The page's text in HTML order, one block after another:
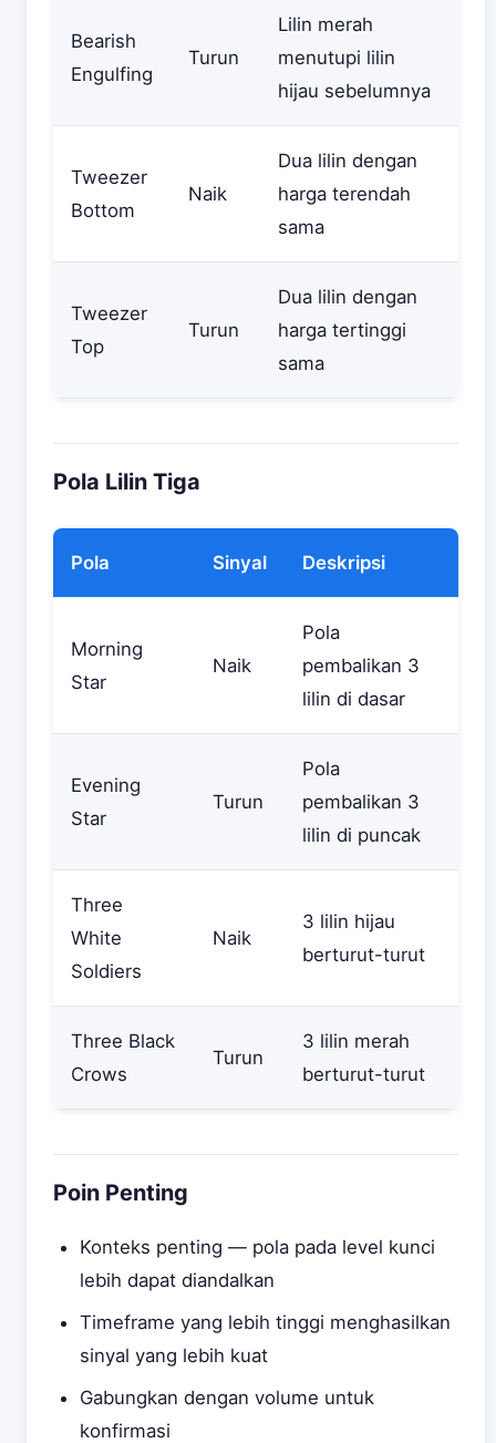
Bearish
Engulfing
Turun
Lilin merah
menutupi lilin
hijau sebelumnya
Tweezer
Bottom
Naik
Dua lilin dengan
harga terendah
sama
Tweezer
Top
Turun
Dua lilin dengan
harga tertinggi
sama
Pola Lilin Tiga
Pola Sinyal Deskripsi
Morning
Star
Naik
Pola
pembalikan 3
lilin di dasar
Evening
Star
Turun
Pola
pembalikan 3
lilin di puncak
Three
White
Soldiers
Naik
3 lilin hijau
berturut-turut
Three Black
Crows
Turun
3 lilin merah
berturut-turut
Poin Penting
Konteks penting — pola pada level kunci
lebih dapat diandalkan
Timeframe yang lebih tinggi menghasilkan
sinyal yang lebih kuat
Gabungkan dengan volume untuk
konfirmasi